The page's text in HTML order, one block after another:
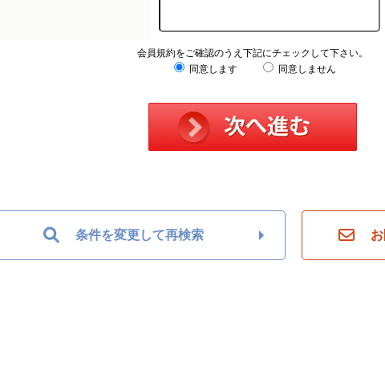
会員規約をご確認のうえ下記にチェックして下さい。
同意します
同意しません
条件を変更して再検索